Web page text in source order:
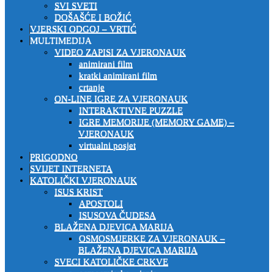
SVI SVETI
DOŠAŠĆE I BOŽIĆ
VJERSKI ODGOJ – VRTIĆ
MULTIMEDIJA
VIDEO ZAPISI ZA VJERONAUK
animirani film
kratki animirani film
crtanje
ON-LINE IGRE ZA VJERONAUK
INTERAKTIVNE PUZZLE
IGRE MEMORIJE (MEMORY GAME) –
VJERONAUK
virtualni posjet
PRIGODNO
SVIJET INTERNETA
KATOLIČKI VJERONAUK
ISUS KRIST
APOSTOLI
ISUSOVA ČUDESA
BLAŽENA DJEVICA MARIJA
OSMOSMJERKE ZA VJERONAUK –
BLAŽENA DJEVICA MARIJA
SVECI KATOLIČKE CRKVE